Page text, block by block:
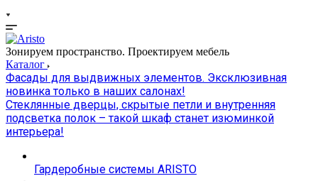
Зонируем пространство. Проектируем мебель
Каталог
Фасады для выдвижных элементов. Эксклюзивная
новинка только в наших салонах!
Стеклянные дверцы, скрытые петли и внутренняя
подсветка полок – такой шкаф станет изюминкой
интерьера!
Гардеробные системы ARISTO